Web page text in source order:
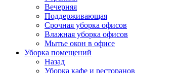
Вечерняя
Поддерживающая
Срочная уборка офисов
Влажная уборка офисов
Мытье окон в офисе
Уборка помещений
Назад
Уборка кафе и ресторанов